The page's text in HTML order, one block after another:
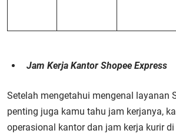
Jam Kerja Kantor Shopee Express
Setelah mengetahui mengenal layanan
penting juga kamu tahu jam kerjanya,
operasional kantor dan jam kerja kurir di